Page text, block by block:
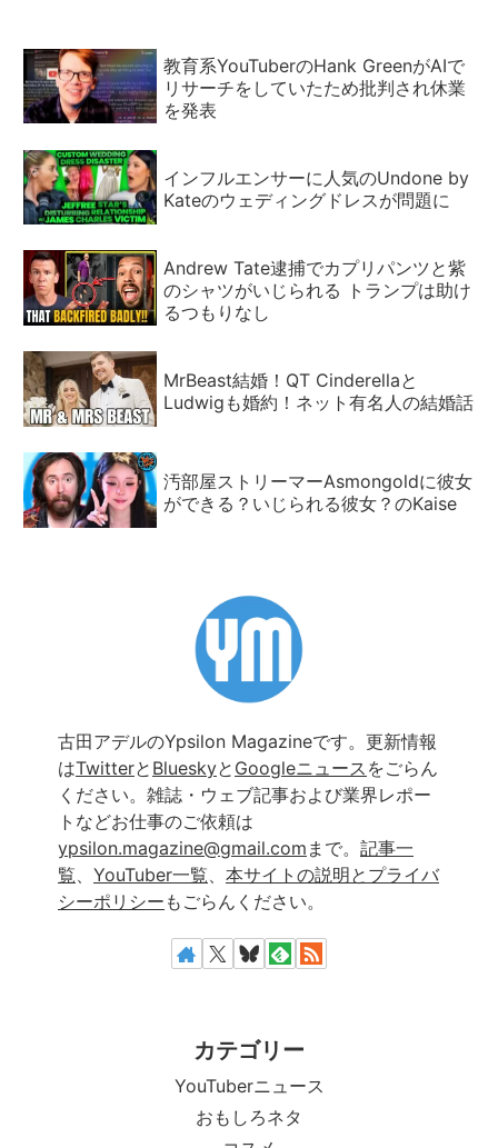
教育系YouTuberのHank GreenがAIで
リサーチをしていたため批判され休業
を発表
インフルエンサーに人気のUndone by
Kateのウェディングドレスが問題に
Andrew Tate逮捕でカプリパンツと紫
のシャツがいじられる トランプは助け
るつもりなし
MrBeast結婚！QT Cinderellaと
Ludwigも婚約！ネット有名人の結婚話
汚部屋ストリーマーAsmongoldに彼女
ができる？いじられる彼女？のKaise
古田アデルのYpsilon Magazineです。更新情報
はTwitterと Blueskyと Googleニュース をごらん
ください。雑誌・ウェブ記事および業界レポー
トなどお仕事のご依頼は
ypsilon.magazine@gmail.com まで。 記事一
覧、 YouTuber一覧、 本サイトの説明とプライバ
シーポリシー もごらんください。
カテゴリー
YouTuberニュース
おもしろネタ